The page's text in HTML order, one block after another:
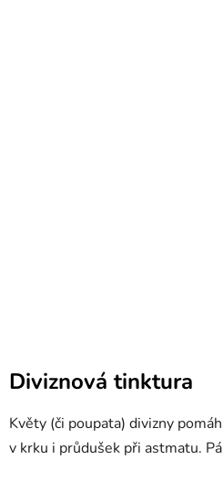
Diviznová tinktura
Květy (či poupata) divizny
v krku i průdušek při astmatu.